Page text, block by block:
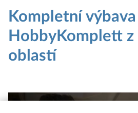
Kompletní výbava
HobbyKomplett z
oblastí